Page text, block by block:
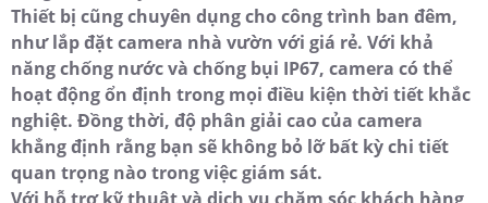
Thiết bị cũng chuyên dụng cho công trình ban đêm,
như lắp đặt camera nhà vườn với giá rẻ. Với khả
năng chống nước và chống bụi IP67, camera có thể
hoạt động ổn định trong mọi điều kiện thời tiết khắc
nghiệt. Đồng thời, độ phân giải cao của camera
khẳng định rằng bạn sẽ không bỏ lỡ bất kỳ chi tiết
quan trọng nào trong việc giám sát.